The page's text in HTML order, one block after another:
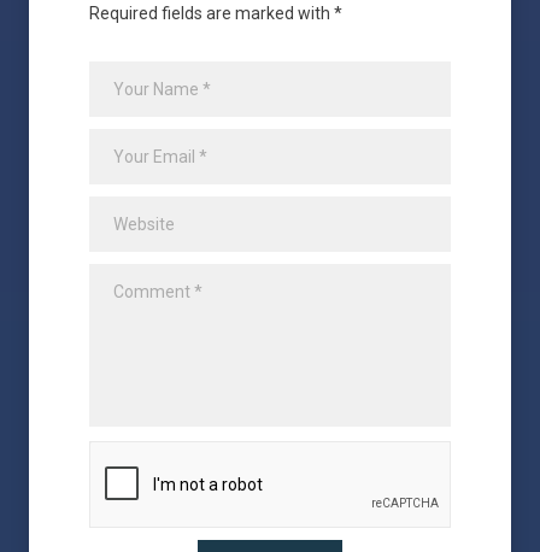
Required fields are marked with *